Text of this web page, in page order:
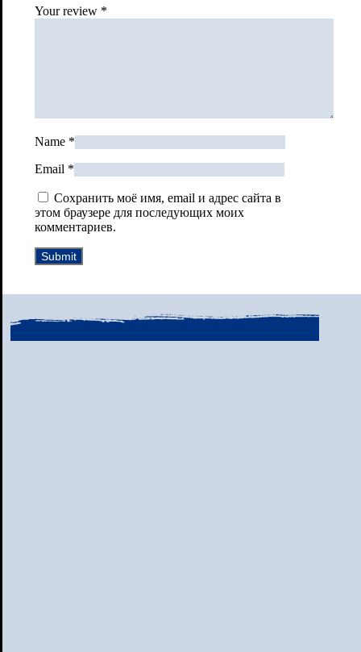
Your review *
Name *
Email *
Сохранить моё имя, email и адрес сайта в
этом браузере для последующих моих
комментариев.